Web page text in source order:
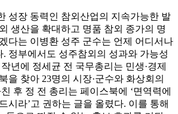
성장 동력인 참외산업의 지속가능한 발
생산을 확대하고 명품 참외 종가의 명
다는 이병환 성주 군수는 언제 어디서나
정부에서도 성주참외의 성과와 가능성
년에 정세균 전 국무총리는 민생·경제
을 찾아 23명의 시장·군수와 화상회의
후 정 전 총리는 페이스북에 ‘면역력에
시라’고 권하는 글을 올렸다. 이를 통해